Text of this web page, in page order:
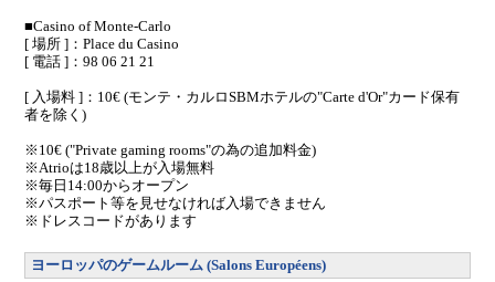
■Casino of Monte-Carlo
[ 場所 ]：Place du Casino
[ 電話 ]：98 06 21 21
[ 入場料 ]：10€ (モンテ・カルロSBMホテルの"Carte d'Or"カード保有
者を除く)
※10€ ("Private gaming rooms"の為の追加料金)
※Atrioは18歳以上が入場無料
※毎日14:00からオープン
※パスポート等を見せなければ入場できません
※ドレスコードがあります
ヨーロッパのゲームルーム (Salons Européens)